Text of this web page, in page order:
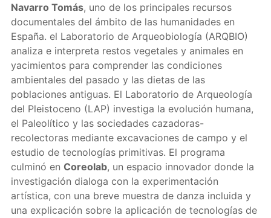
Navarro Tomás, uno de los principales recursos
documentales del ámbito de las humanidades en
España. el Laboratorio de Arqueobiología (ARQBIO)
analiza e interpreta restos vegetales y animales en
yacimientos para comprender las condiciones
ambientales del pasado y las dietas de las
poblaciones antiguas. El Laboratorio de Arqueología
del Pleistoceno (LAP) investiga la evolución humana,
el Paleolítico y las sociedades cazadoras-
recolectoras mediante excavaciones de campo y el
estudio de tecnologías primitivas. El programa
culminó en Coreolab, un espacio innovador donde la
investigación dialoga con la experimentación
artística, con una breve muestra de danza incluida y
una explicación sobre la aplicación de tecnologías de